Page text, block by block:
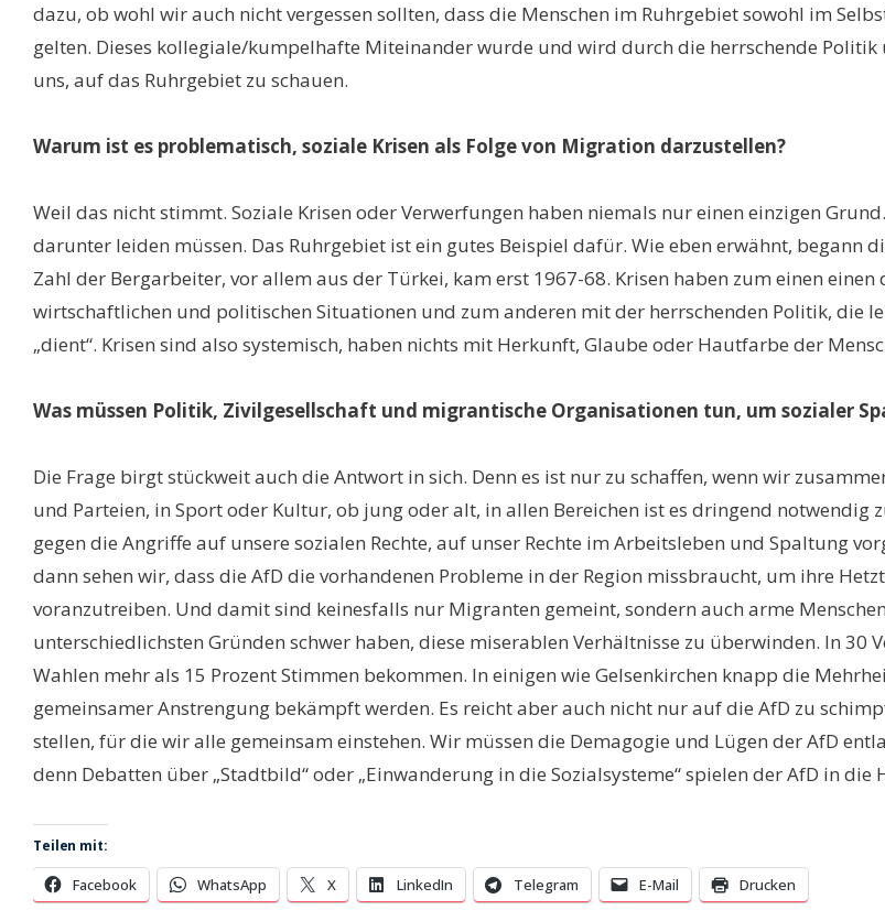
dazu, ob wohl wir auch nicht vergessen sollten, dass die Menschen im Ruhrgebiet sowohl im
gelten. Dieses kollegiale/kumpelhafte Miteinander wurde und wird durch die herrschende
uns, auf das Ruhrgebiet zu schauen.
Warum ist es problematisch, soziale Krisen als Folge von Migration darzustellen?
Weil das nicht stimmt. Soziale Krisen oder Verwerfungen haben niemals nur einen einzigen
darunter leiden müssen. Das Ruhrgebiet ist ein gutes Beispiel dafür. Wie eben erwähnt, begann
Zahl der Bergarbeiter, vor allem aus der Türkei, kam erst 1967-68. Krisen haben zum einen
wirtschaftlichen und politischen Situationen und zum anderen mit der herrschenden Politik, die
„dient“. Krisen sind also systemisch, haben nichts mit Herkunft, Glaube oder Hautfarbe der
Was müssen Politik, Zivilgesellschaft und migrantische Organisationen tun, um sozialer
Die Frage birgt stückweit auch die Antwort in sich. Denn es ist nur zu schaffen, wenn wir
und Parteien, in Sport oder Kultur, ob jung oder alt, in allen Bereichen ist es dringend
gegen die Angriffe auf unsere sozialen Rechte, auf unser Rechte im Arbeitsleben und Spaltung
dann sehen wir, dass die AfD die vorhandenen Probleme in der Region missbraucht, um ihre
voranzutreiben. Und damit sind keinesfalls nur Migranten gemeint, sondern auch arme
unterschiedlichsten Gründen schwer haben, diese miserablen Verhältnisse zu überwinden. In
Wahlen mehr als 15 Prozent Stimmen bekommen. In einigen wie Gelsenkirchen knapp die
gemeinsamer Anstrengung bekämpft werden. Es reicht aber auch nicht nur auf die AfD zu
stellen, für die wir alle gemeinsam einstehen. Wir müssen die Demagogie und Lügen der AfD
denn Debatten über „Stadtbild“ oder „Einwanderung in die Sozialsysteme“ spielen der AfD in die
Teilen mit:
Facebook WhatsApp X LinkedIn Telegram E-Mail Drucken